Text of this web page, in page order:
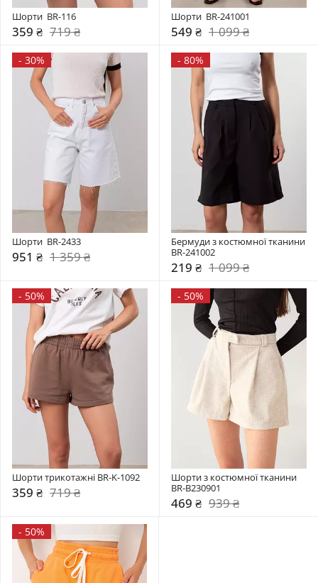
Шорти  BR-116
359 ₴ 719 ₴
Шорти  BR-241001
549 ₴ 1 099 ₴
- 30%
Шорти  BR-2433
951 ₴ 1 359 ₴
- 80%
Бермуди з костюмної тканини
BR-241002
219 ₴ 1 099 ₴
- 50%
Шорти трикотажні BR-K-1092
359 ₴ 719 ₴
- 50%
Шорти з костюмної тканини
BR-B230901
469 ₴ 939 ₴
- 50%